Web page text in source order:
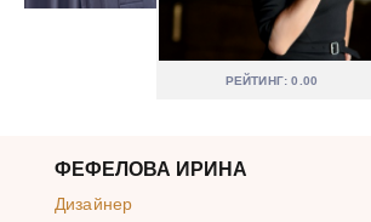
РЕЙТИНГ: 0.00
ФЕФЕЛОВА ИРИНА
Дизайнер